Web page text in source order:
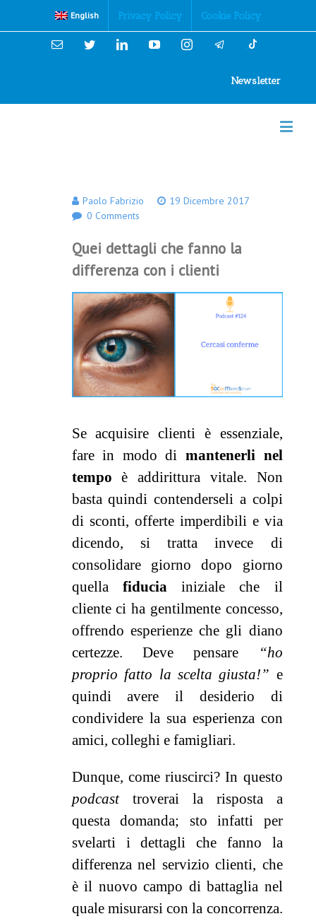
English Privacy Policy Cookie Policy
Email TwitterLinkedinYouTubeInstagram
Newsletter
Paolo Fabrizio
19 Dicembre 2017
0 Comments
Quei dettagli che fanno la
differenza con i clienti
Se acquisire clienti è essenziale,
fare in modo di mantenerli nel
tempo è addirittura vitale. Non
basta quindi contenderseli a colpi
di sconti, offerte imperdibili e via
dicendo, si tratta invece di
consolidare giorno dopo giorno
quella fiducia iniziale che il
cliente ci ha gentilmente concesso,
offrendo esperienze che gli diano
certezze. Deve pensare
“ho
proprio fatto la scelta giusta!” e
quindi avere il desiderio di
condividere la sua esperienza con
amici, colleghi e famigliari.
Dunque, come riuscirci? In questo
podcasttroverai la risposta a
questa domanda; sto infatti per
svelarti i dettagli che fanno la
differenza nel servizio clienti, che
è il nuovo campo di battaglia nel
quale misurarsi con la concorrenza.
Cookies Policy